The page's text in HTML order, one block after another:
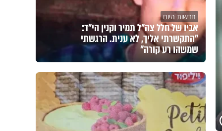
חדשות היום
אביו של חלל צה"ל תמיר וקנין הי"ד:
"התקשרתי אליך, לא ענית. הרגשתי
שמשהו רע קורה"